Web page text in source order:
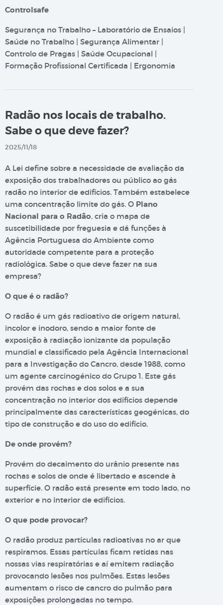
Controlsafe
Segurança no Trabalho – Laboratório de Ensaios |
Saúde no Trabalho | Segurança Alimentar |
Controlo de Pragas | Saúde Ocupacional |
Formação Profissional Certificada | Ergonomia
Radão nos locais de trabalho.
Sabe o que deve fazer?
2025/11/18
A Lei define sobre a necessidade de avaliação da
exposição dos trabalhadores ou público ao gás
radão no interior de edifícios. Também estabelece
uma concentração limite do gás. O Plano
Nacional para o Radão, cria o mapa de
suscetibilidade por freguesia e dá funções à
Agência Portuguesa do Ambiente como
autoridade competente para a proteção
radiológica. Sabe o que deve fazer na sua
empresa?
O que é o radão?
O radão é um gás radioativo de origem natural,
incolor e inodoro, sendo a maior fonte de
exposição à radiação ionizante da população
mundial e classificado pela Agência Internacional
para a Investigação do Cancro, desde 1988, como
um agente carcinogénico do Grupo 1. Este gás
provém das rochas e dos solos e a sua
concentração no interior dos edifícios depende
principalmente das características geogénicas, do
tipo de construção e do uso do edifício.
De onde provém?
Provém do decaimento do urânio presente nas
rochas e solos de onde é libertado e ascende à
superfície. O radão está presente em todo lado, no
exterior e no interior de edifícios.
O que pode provocar?
O radão produz partículas radioativas no ar que
respiramos. Essas partículas ficam retidas nas
nossas vias respiratórias e aí emitem radiação
provocando lesões nos pulmões. Estas lesões
aumentam o risco de cancro do pulmão para
exposições prolongadas no tempo.